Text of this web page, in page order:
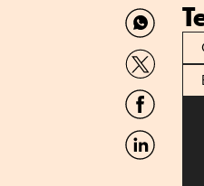
Compartir
por
WhatsApp
Compartir
por
Twitter
Compartir
por
Facebook
Compartir
por